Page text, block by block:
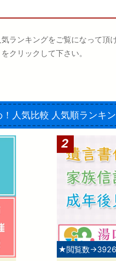
ランキングをご覧になって
クリックして下さい。
人気比較 人気順ランキ
2
★閲覧数